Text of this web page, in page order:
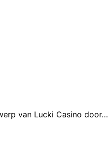
van Lucki Casino door…